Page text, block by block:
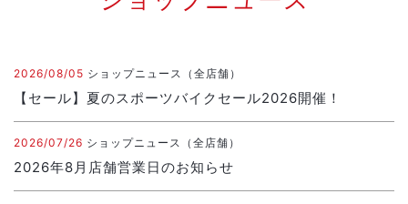
2026/08/05 ショップニュース（全店舗）
【セール】夏のスポーツバイクセール2026開催！
2026/07/26 ショップニュース（全店舗）
2026年8月店舗営業日のお知らせ